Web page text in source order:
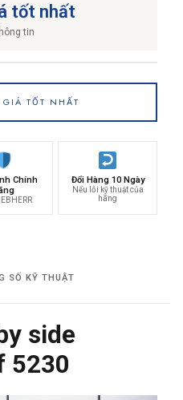
tốt nhất
tin
TỐT NHẤT
Chính
Đổi Hàng 10 Ngày
Nếu lỗi kỹ thuật của
hãng
SỐ KỸ THUẬT
side
5230